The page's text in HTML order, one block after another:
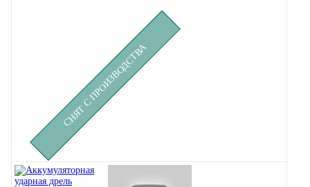
СНЯТ С ПРОИЗВОДСТВА